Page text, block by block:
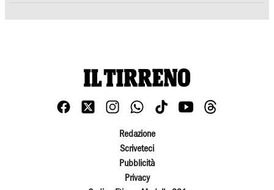
Redazione
Scriveteci
Pubblicità
Privacy